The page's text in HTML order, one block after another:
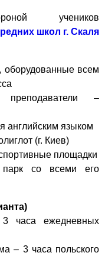
учеников
школ г. Скаля
всем
–
английским языком
(г. Киев)
площадки
со всеми его
ежедневных
– 3 часа польского